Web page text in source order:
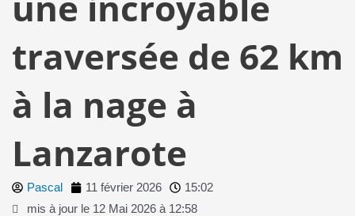
traversée de 62 km
à la nage à
Lanzarote
Pascal 11 février 2026
15:02
mis à jour le 12 Mai 2026 à 12:58